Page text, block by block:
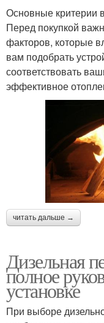
Основные критерии
Перед покупкой
факторов, которые
вам подобрать
соответствовать
эффективное
читать дальше →
Дизельная
полное
установке
При выборе